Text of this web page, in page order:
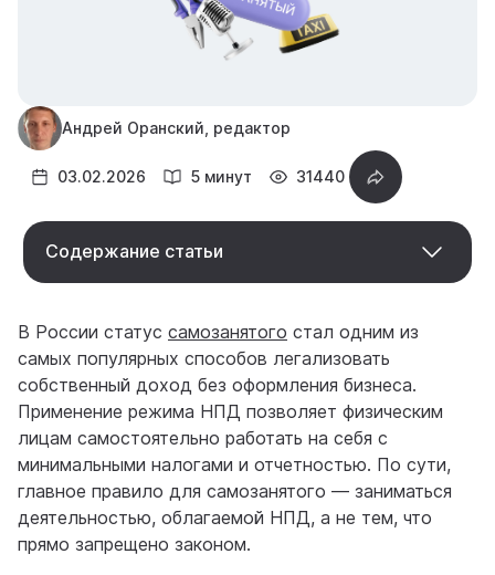
Андрей Оранский, редактор
03.02.2026 5 минут 31440
Содержание статьи
В России статус самозанятого стал одним из
самых популярных способов легализовать
собственный доход без оформления бизнеса.
Применение режима НПД позволяет физическим
лицам самостоятельно работать на себя с
минимальными налогами и отчетностью. По сути,
главное правило для самозанятого — заниматься
деятельностью, облагаемой НПД, а не тем, что
прямо запрещено законом.